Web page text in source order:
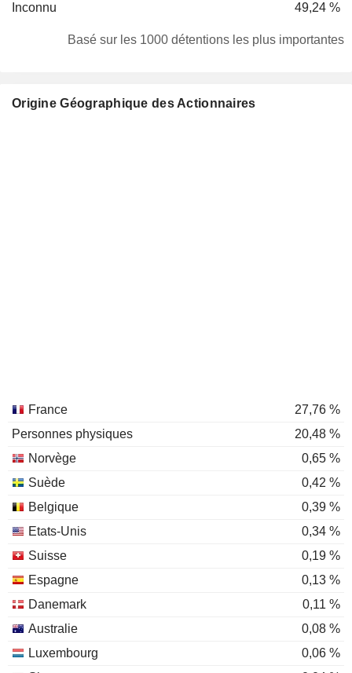
Inconnu
49,24 %
Basé sur les 1000 détentions les plus importantes
Origine Géographique des Actionnaires
France
27,76 %
Personnes physiques
20,48 %
Norvège
0,65 %
Suède
0,42 %
Belgique
0,39 %
Etats-Unis
0,34 %
Suisse
0,19 %
Espagne
0,13 %
Danemark
0,11 %
Australie
0,08 %
Luxembourg
0,06 %